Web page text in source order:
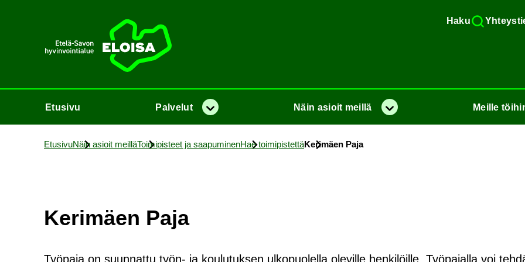
Haku
Etusi­vu
Etusi­vu Pal­ve­lut Va­lik­ko Näin asioit meil­lä Va­lik­ko Meil­le
Etusi­vuNäin asioit meil­läToi­mi­pis­teet ja saa­pu­mi­nenHae toi­mi­pis­tet­täKe­ri­mäen Paja
Ke­ri­mäen Paja
Työpaja on suunnattu työn- ja koulutuksen ulkopuolella oleville henkilöille. Työpajalla voi